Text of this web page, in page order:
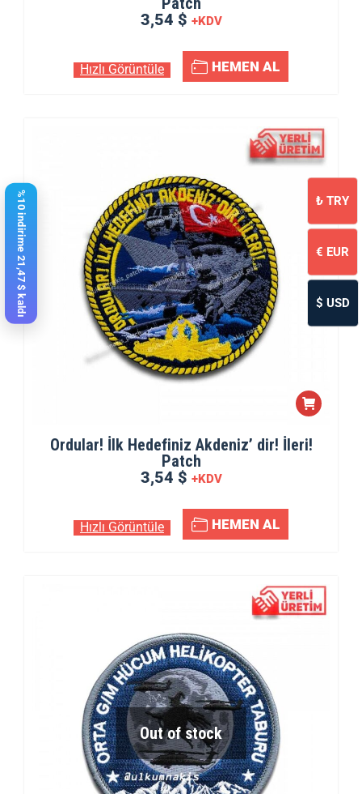
3,54 $ +KDV
Hızlı Görüntüle HEMEN AL
Ordular! İlk Hedefiniz Akdeniz’ dir! İleri!
Patch
3,54 $ +KDV
Hızlı Görüntüle HEMEN AL
Out of stock
%10 indirime 21,47 $ kaldı ₺ TRY
€ EUR
$ USD